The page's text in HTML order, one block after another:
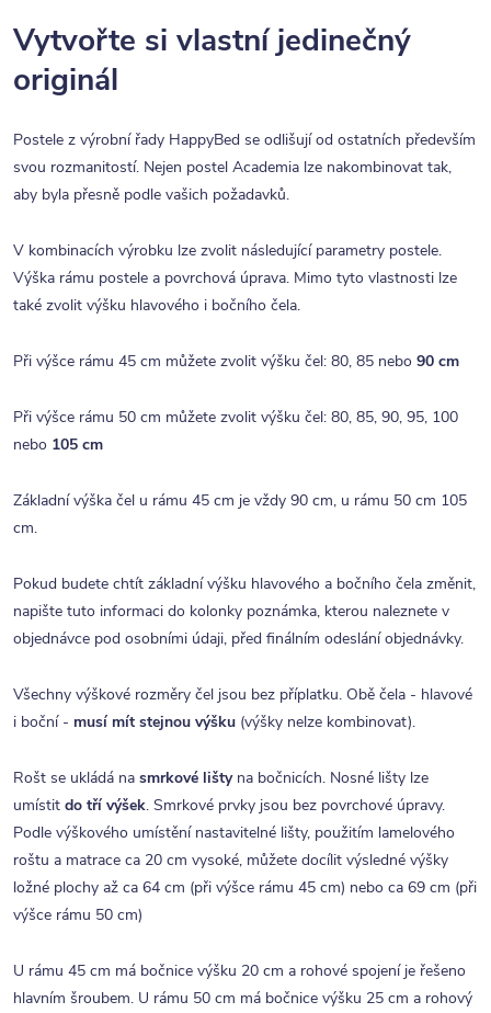
Vytvořte si vlastní jedinečný
originál
Postele z výrobní řady HappyBed se odlišují od ostatních především
svou rozmanitostí. Nejen postel Academia lze nakombinovat tak,
aby byla přesně podle vašich požadavků.
V kombinacích výrobku lze zvolit následující parametry postele.
Výška rámu postele a povrchová úprava. Mimo tyto vlastnosti lze
také zvolit výšku hlavového i bočního čela.
Při výšce rámu 45 cm můžete zvolit výšku čel: 80, 85 nebo 90 cm
Při výšce rámu 50 cm můžete zvolit výšku čel: 80, 85, 90, 95, 100
nebo 105 cm
Základní výška čel u rámu 45 cm je vždy 90 cm, u rámu 50 cm 105
cm.
Pokud budete chtít základní výšku hlavového a bočního čela změnit,
napište tuto informaci do kolonky poznámka, kterou naleznete v
objednávce pod osobními údaji, před finálním odeslání objednávky.
Všechny výškové rozměry čel jsou bez příplatku. Obě čela - hlavové
i boční - musí mít stejnou výšku (výšky nelze kombinovat).
Rošt se ukládá na smrkové lištyna bočnicích. Nosné lišty lze
umístit do tří výšek. Smrkové prvky jsou bez povrchové úpravy.
Podle výškového umístění nastavitelné lišty, použitím lamelového
roštu a matrace ca 20 cm vysoké, můžete docílit výsledné výšky
ložné plochy až ca 64 cm (při výšce rámu 45 cm) nebo ca 69 cm (při
výšce rámu 50 cm)
U rámu 45 cm má bočnice výšku 20 cm a rohové spojení je řešeno
hlavním šroubem. U rámu 50 cm má bočnice výšku 25 cm a rohový